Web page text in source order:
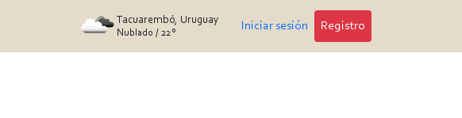
Tacuarembó, Uruguay
Nublado / 22° Iniciar sesión Registro